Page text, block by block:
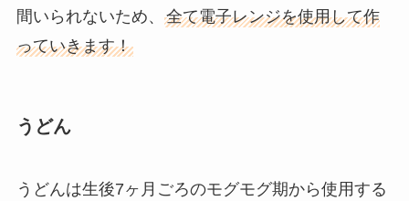
間いられないため、 全て電子レンジを使用して作
っていきます！
うどん
うどんは生後7ヶ月ごろのモグモグ期から使用する